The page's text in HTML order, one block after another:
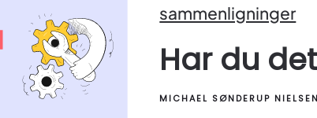
sammenligninger
Har du
MICHAEL SØNDERUP NIELSEN